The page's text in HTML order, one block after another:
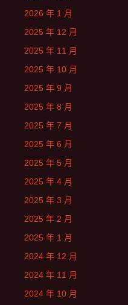
2026 年 1 月
2025 年 12 月
2025 年 11 月
2025 年 10 月
2025 年 9 月
2025 年 8 月
2025 年 7 月
2025 年 6 月
2025 年 5 月
2025 年 4 月
2025 年 3 月
2025 年 2 月
2025 年 1 月
2024 年 12 月
2024 年 11 月
2024 年 10 月